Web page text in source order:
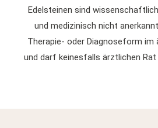
Edelsteinen sind
und medizinisch nicht
Therapie- oder Diagnoseform im
und darf keinesfalls ärztlichen